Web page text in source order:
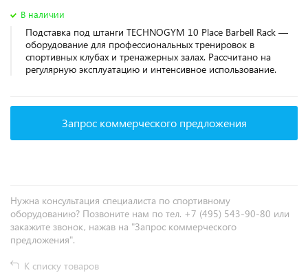
В наличии
Подставка под штанги TECHNOGYM 10 Place Barbell Rack —
оборудование для профессиональных тренировок в
спортивных клубах и тренажерных залах. Рассчитано на
регулярную эксплуатацию и интенсивное использование.
Запрос коммерческого предложения
Нужна консультация специалиста по спортивному
оборудованию? Позвоните нам по тел. +7 (495) 543-90-80 или
закажите звонок, нажав на "Запрос коммерческого
предложения".
К списку товаров